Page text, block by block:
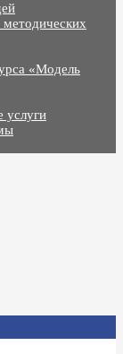
«Модель
услуги